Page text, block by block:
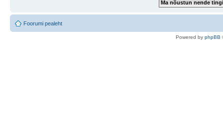
Foorumi pealeht
Powered by phpBB